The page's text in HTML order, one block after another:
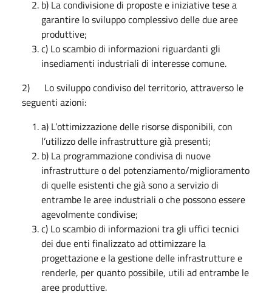
b) La condivisione di proposte e iniziative tese a
garantire lo sviluppo complessivo delle due aree
produttive;
c) Lo scambio di informazioni riguardanti gli
insediamenti industriali di interesse comune.
2) Lo sviluppo condiviso del territorio, attraverso le
seguenti azioni:
a) L’ottimizzazione delle risorse disponibili, con
l’utilizzo delle infrastrutture già presenti;
b) La programmazione condivisa di nuove
infrastrutture o del potenziamento/miglioramento
di quelle esistenti che già sono a servizio di
entrambe le aree industriali o che possono essere
agevolmente condivise;
c) Lo scambio di informazioni tra gli uffici tecnici
dei due enti finalizzato ad ottimizzare la
progettazione e la gestione delle infrastrutture e
renderle, per quanto possibile, utili ad entrambe le
aree produttive.